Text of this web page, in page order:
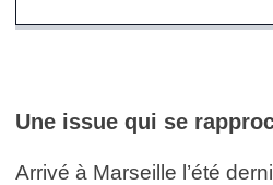
Une issue qui se
Arrivé à Marseille l’été